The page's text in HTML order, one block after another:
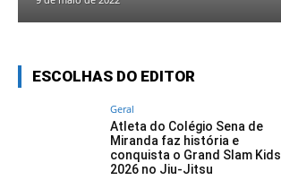
ESCOLHAS DO EDITOR
Geral
Atleta do Colégio Sena de
Miranda faz história e
conquista o Grand Slam Kids
2026 no Jiu-Jitsu